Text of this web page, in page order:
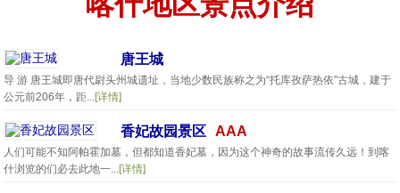
唐王城
导 游 唐王城即唐代尉头州城遗址，当地少数民族称之为“托库孜萨热依”古城，建于
公元前206年，距...[详情]
香妃故园景区 AAA
人们可能不知阿帕霍加墓，但都知道香妃墓，因为这个神奇的故事流传久远！到喀
什浏览的们必去此地一...[详情]